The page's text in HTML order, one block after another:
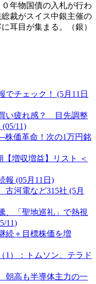
年物国債の入札が行わ
裁がスイス中銀主催の
耳目が集まる。（銀）
でチェック！ (5月11日
い疲れ感？ 目先調整
11)
株価革命！次の1万円銘
増収増益】リスト ＜
報 (05月11日)
河電など315社 (5月
、「聖地巡礼」で熱視
11)
続＋目標株価を増
1）：トムソン、テラド
朝高も半導体主力の一